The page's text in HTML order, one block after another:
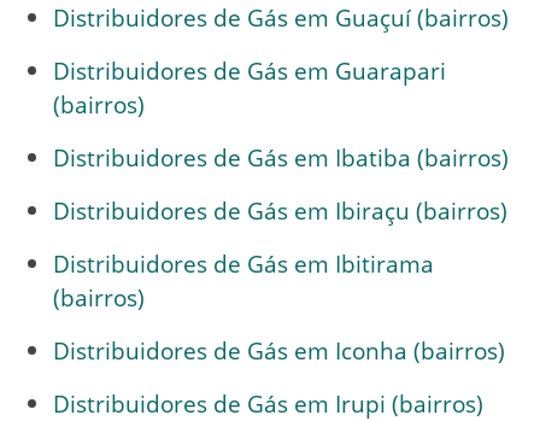
Distribuidores de Gás em Guaçuí (bairros)
Distribuidores de Gás em Guarapari
(bairros)
Distribuidores de Gás em Ibatiba (bairros)
Distribuidores de Gás em Ibiraçu (bairros)
Distribuidores de Gás em Ibitirama
(bairros)
Distribuidores de Gás em Iconha (bairros)
Distribuidores de Gás em Irupi (bairros)